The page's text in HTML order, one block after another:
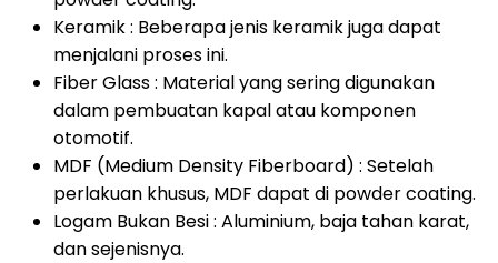
Keramik : Beberapa jenis keramik juga dapat
menjalani proses ini.
Fiber Glass : Material yang sering digunakan
dalam pembuatan kapal atau komponen
otomotif.
MDF (Medium Density Fiberboard) : Setelah
perlakuan khusus, MDF dapat di powder coating.
Logam Bukan Besi : Aluminium, baja tahan karat,
dan sejenisnya.